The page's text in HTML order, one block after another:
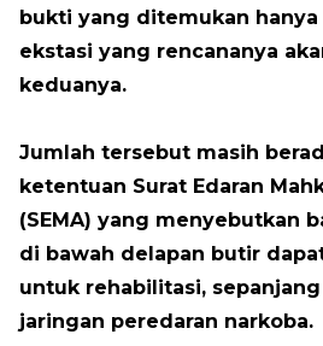
bukti yang ditemukan
ekstasi yang rencananya
keduanya.
Jumlah tersebut masih
ketentuan Surat Edaran
(SEMA) yang menyebutkan
di bawah delapan butir
untuk rehabilitasi,
jaringan peredaran narkoba.